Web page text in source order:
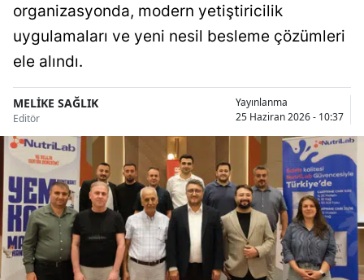
Burdur
Çanakkale
Çankırı
Denizli
Diyarbakır
Edirne
organizasyonda, modern yetiştiricilik
uygulamaları ve yeni nesil besleme çözümleri
ele alındı.
MELİKE SAĞLIK
Editör
Yayınlanma
25 Haziran 2026 - 10:37